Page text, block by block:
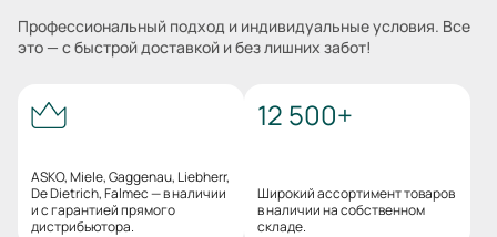
Профессиональный подход и индивидуальные условия. Все
это — с быстрой доставкой и без лишних забот!
ASKO, Miele, Gaggenau, Liebherr,
De Dietrich, Falmec — в наличии
и с гарантией прямого
дистрибьютора.
12 500+
Широкий ассортимент товаров
в наличии на собственном
складе.